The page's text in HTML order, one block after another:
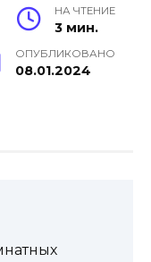
НА ЧТЕНИЕ
3 мин.
ОПУБЛИКОВАНО
08.01.2024